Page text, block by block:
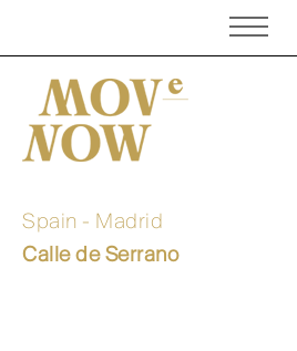
Spain - Madrid
Calle de Serrano